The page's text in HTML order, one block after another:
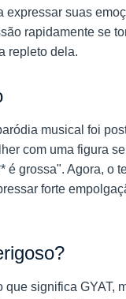
expressar suas
rapidamente se
repleto dela.
musical foi
com uma figura
é grossa". Agora, o
forte
que significa GYAT,